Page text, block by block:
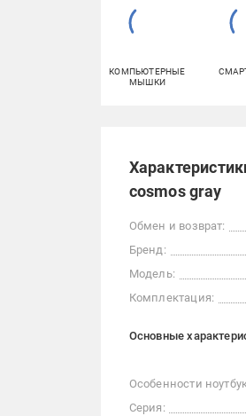
КОМПЬЮТЕРНЫЕ
МЫШКИ
cosmos gray
Обмен и возврат:
Бренд:
Модель:
Комплектация:
Основные
Особенности
Серия: